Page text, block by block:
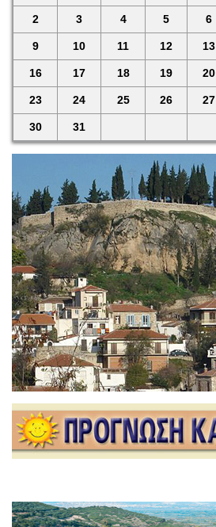
2 3 4 5 6
9 10 11 12 13
16 17 18 19 20
23 24 25 26 27
30 31